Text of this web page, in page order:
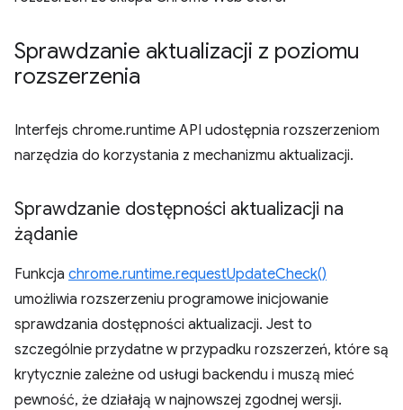
Sprawdzanie aktualizacji z poziomu
rozszerzenia
Interfejs chrome.runtime API udostępnia rozszerzeniom
narzędzia do korzystania z mechanizmu aktualizacji.
Sprawdzanie dostępności aktualizacji na
żądanie
Funkcja chrome.runtime.requestUpdateCheck()
umożliwia rozszerzeniu programowe inicjowanie
sprawdzania dostępności aktualizacji. Jest to
szczególnie przydatne w przypadku rozszerzeń, które są
krytycznie zależne od usługi backendu i muszą mieć
pewność, że działają w najnowszej zgodnej wersji.